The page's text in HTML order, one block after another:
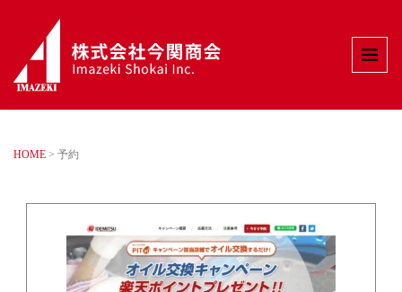
HOME > 予約